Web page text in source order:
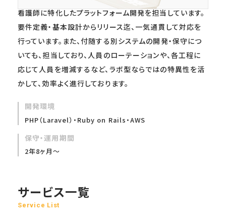
看護師に特化したプラットフォーム開発を担当しています。
要件定義・基本設計からリリース迄、一気通貫して対応を
行っています。また、付随する別システムの開発・保守につ
いても、担当しており、人員のローテーションや、各工程に
応じて人員を増減するなど、ラボ型ならではの特異性を活
かして、効率よく進行しております。
開発環境
PHP（Laravel）・Ruby on Rails・AWS
保守・運用期間
2年8ヶ月～
サービス一覧
Service List